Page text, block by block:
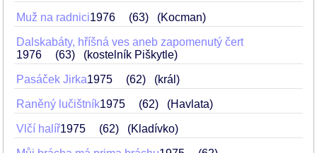
Muž na radnici1976 63 (Kocman)
Dalskabáty, hříšná ves aneb zapomenutý čert
1976
63 (kostelník Piškytle)
Pasáček Jirka1975 62 (král)
Raněný lučištník1975 62 (Havlata)
Vlčí halíř1975 62 (Kladívko)